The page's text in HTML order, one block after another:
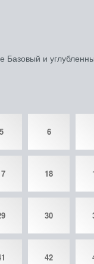
Базовый и
5 6
18
30
42